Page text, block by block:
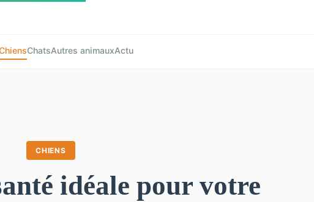
ChatsAutres animauxActu
CHIENS
idéale pour votre